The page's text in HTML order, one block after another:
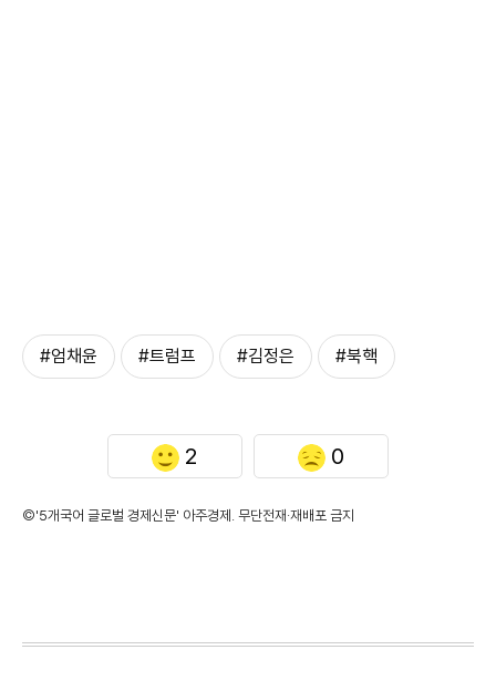
#엄채윤 #트럼프 #김정은 #북핵
2 0
©'5개국어 글로벌 경제신문' 아주경제. 무단전재·재배포 금지